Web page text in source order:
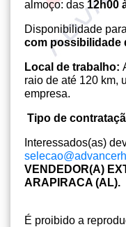
almoço: das 12h00
Disponibilidade para
com possibilidade
Local de trabalho:
raio de até 120 km,
empresa.
Tipo de
Interessados(as)
VENDEDOR(A)
ARAPIRACA (AL).
É proibido a